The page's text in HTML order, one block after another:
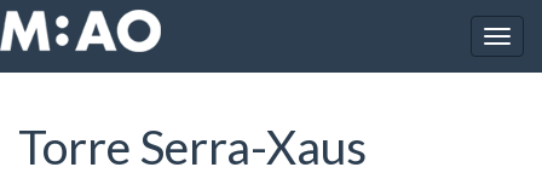
Vés al contingut
Inici Torre Serra-Xaus
Torre Serra-Xaus